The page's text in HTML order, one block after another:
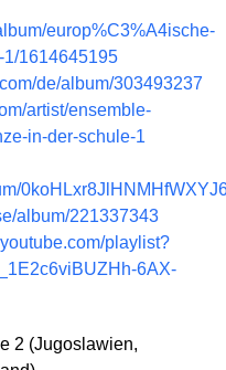
europ%C3%A4ische-
1614645195
de/album/303493237
artist/ensemble-
in-der-schule-1
album/221337343
playlist?
6AX-
2 (Jugoslawien,